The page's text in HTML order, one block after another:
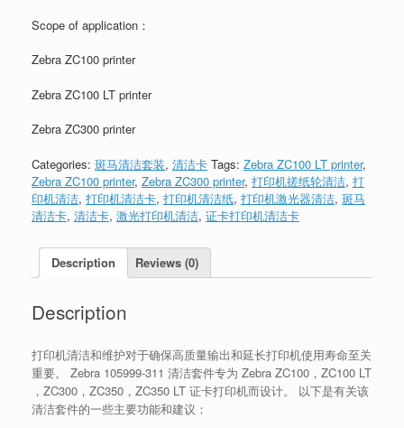
Scope of application：
Zebra ZC100 printer
Zebra ZC100 LT printer
Zebra ZC300 printer
Categories: 斑马清洁套装, 清洁卡 Tags: Zebra ZC100 LT printer,
Zebra ZC100 printer, Zebra ZC300 printer, 打印机搓纸轮清洁, 打
印机清洁, 打印机清洁卡, 打印机清洁纸, 打印机激光器清洁, 斑马
清洁卡, 清洁卡, 激光打印机清洁, 证卡打印机清洁卡
Description Reviews (0)
Description
打印机清洁和维护对于确保高质量输出和延长打印机使用寿命至关
重要。 Zebra 105999-311 清洁套件专为 Zebra ZC100，ZC100 LT
，ZC300，ZC350，ZC350 LT 证卡打印机而设计。 以下是有关该
清洁套件的一些主要功能和建议：